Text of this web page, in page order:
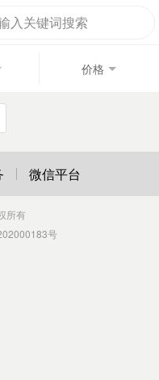
入关键词搜索
价格
微信平台
所有
号